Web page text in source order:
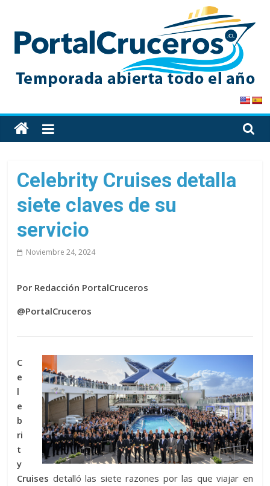
content
PortalCruceros
Toda
la
de
cruceros
en
un
solo
Celebrity Cruises detalla
siete claves de su
servicio
Noviembre 24, 2024
Por Redacción PortalCruceros
@PortalCruceros
C
e
l
e
b
ri
t
y
Cruises detalló las siete razones por las que viajar en